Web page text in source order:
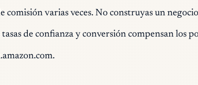
comisión varias veces. No construyas un
de confianza y conversión compensan los